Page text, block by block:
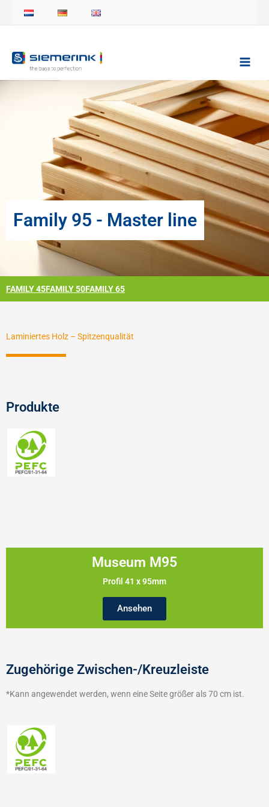
Family 95 - Master line
FAMILY 45FAMILY 50FAMILY 65
Laminiertes Holz – Spitzenqualität
Produkte
Museum M95
Profil 41 x 95mm
Ansehen
Zugehörige Zwischen-/Kreuzleiste
*Kann angewendet werden, wenn eine Seite größer als 70 cm ist.